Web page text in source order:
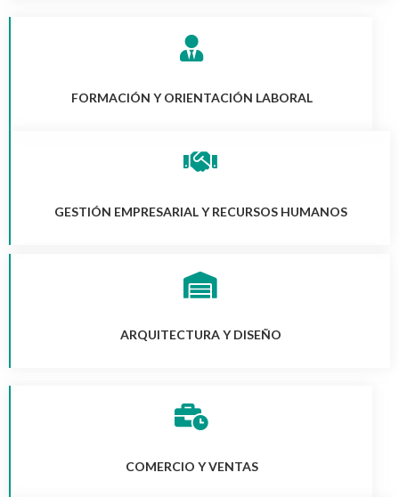
FORMACIÓN Y ORIENTACIÓN LABORAL
GESTIÓN EMPRESARIAL Y RECURSOS HUMANOS
ARQUITECTURA Y DISEÑO
COMERCIO Y VENTAS